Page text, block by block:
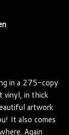
in a 275-copy
vinyl, in thick
artwork
It also comes
Again